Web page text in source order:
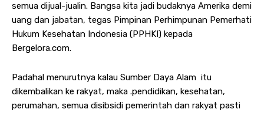
semua dijual-jualin. Bangsa kita jadi budaknya Amerika demi
uang dan jabatan, tegas Pimpinan Perhimpunan Pemerhati
Hukum Kesehatan Indonesia (PPHKI) kepada
Bergelora.com.
Padahal menurutnya kalau Sumber Daya Alam itu
dikembalikan ke rakyat, maka .pendidikan, kesehatan,
perumahan, semua disibsidi pemerintah dan rakyat pasti